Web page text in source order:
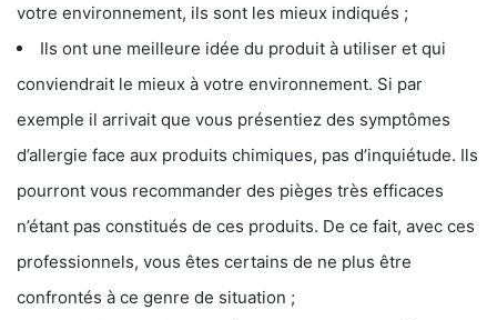
votre environnement, ils sont les mieux indiqués ;
Ils ont une meilleure idée du produit à utiliser et qui
conviendrait le mieux à votre environnement. Si par
exemple il arrivait que vous présentiez des symptômes
d’allergie face aux produits chimiques, pas d’inquiétude. Ils
pourront vous recommander des pièges très efficaces
n’étant pas constitués de ces produits. De ce fait, avec ces
professionnels, vous êtes certains de ne plus être
confrontés à ce genre de situation ;